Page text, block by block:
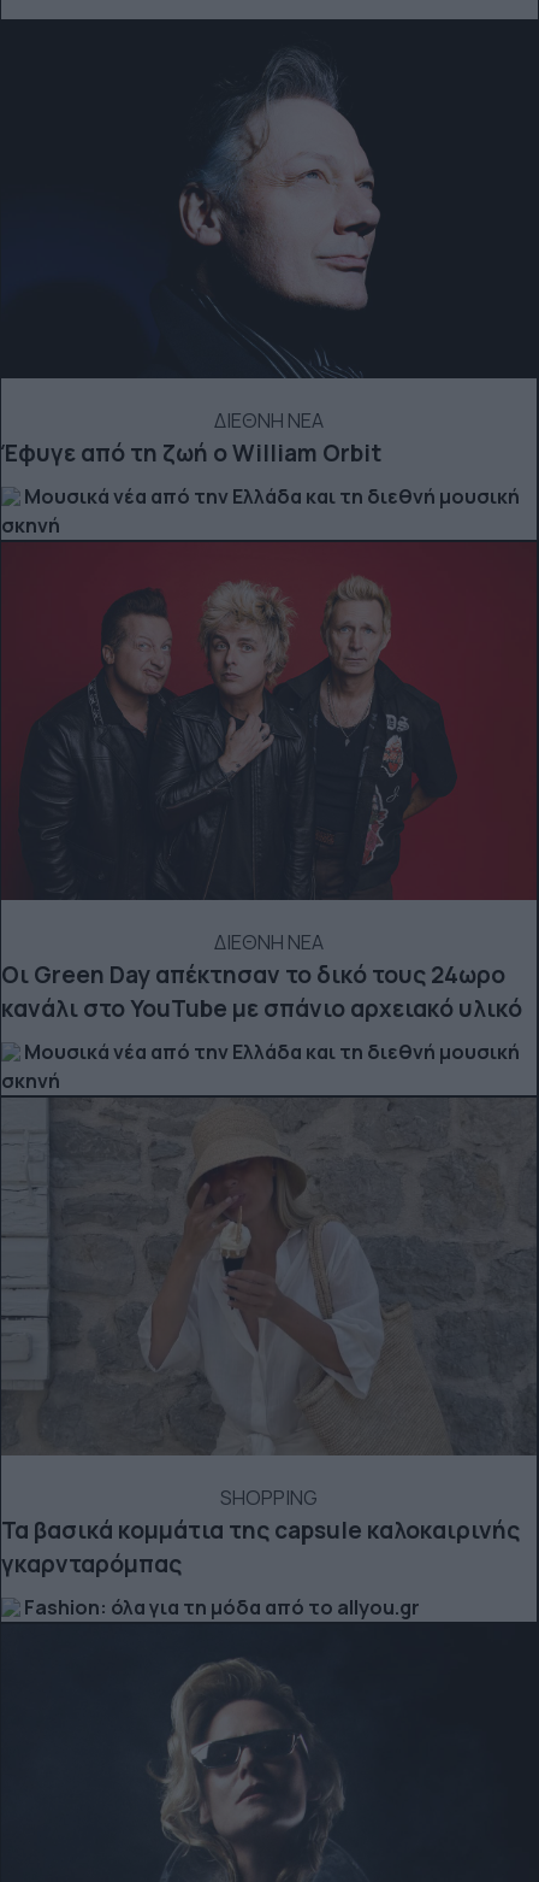
ΔΙΕΘΝΗ ΝΕΑ
Έφυγε από τη ζωή ο William Orbit
Μουσικά νέα από την Ελλάδα και τη διεθνή μουσική
σκηνή
ΔΙΕΘΝΗ ΝΕΑ
Οι Green Day απέκτησαν το δικό τους 24ωρο
κανάλι στο YouTube με σπάνιο αρχειακό υλικό
Μουσικά νέα από την Ελλάδα και τη διεθνή μουσική
σκηνή
SHOPPING
Τα βασικά κομμάτια της capsule καλοκαιρινής
γκαρνταρόμπας
Fashion: όλα για τη μόδα από το allyou.gr